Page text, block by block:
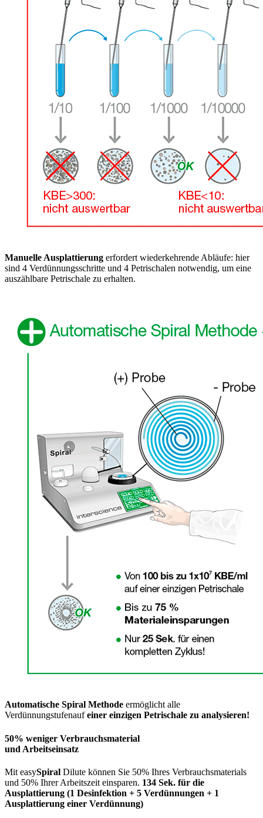
Manuelle Ausplattierung erfordert wiederkehrende Abläufe: hier
sind 4 Verdünnungsschritte und 4 Petrischalen notwendig, um eine
auszählbare Petrischale zu erhalten.
Automatische Spiral Methode ermöglicht alle
Verdünnungstufenaufeiner einzigen Petrischale zu analysieren!
50% weniger Verbrauchsmaterial
und Arbeitseinsatz
Mit easySpiral Dilute können Sie 50% Ihres Verbrauchsmaterials
und 50% Ihrer Arbeitszeit einsparen. 134 Sek. für die
Ausplattierung (1 Desinfektion + 5 Verdünnungen + 1
Ausplattierung einer Verdünnung)